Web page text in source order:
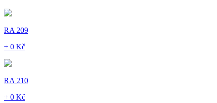
RA 209
+ 0 Kč
RA 210
+ 0 Kč